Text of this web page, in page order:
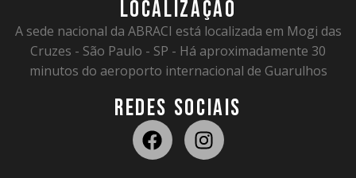
LOCALIZAÇÃO
A sede nacional da ABRACI está localizada em Mogi das
Cruzes - São Paulo - SP - Há aproximadamente 30
minutos do aeroporto internacional de Guarulhos
REDES SOCIAIS